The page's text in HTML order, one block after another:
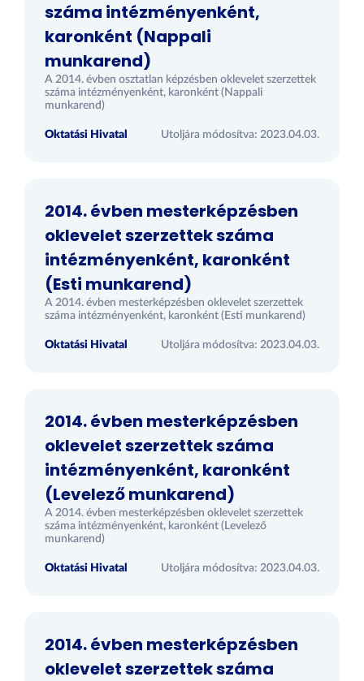
száma intézményenként,
karonként (Nappali
munkarend)
A 2014. évben osztatlan képzésben oklevelet szerzettek
száma intézményenként, karonként (Nappali
munkarend)
Oktatási Hivatal Utoljára módosítva: 2023.04.03.
2014. évben mesterképzésben
oklevelet szerzettek száma
intézményenként, karonként
(Esti munkarend)
A 2014. évben mesterképzésben oklevelet szerzettek
száma intézményenként, karonként (Esti munkarend)
Oktatási Hivatal Utoljára módosítva: 2023.04.03.
2014. évben mesterképzésben
oklevelet szerzettek száma
intézményenként, karonként
(Levelező munkarend)
A 2014. évben mesterképzésben oklevelet szerzettek
száma intézményenként, karonként (Levelező
munkarend)
Oktatási Hivatal Utoljára módosítva: 2023.04.03.
2014. évben mesterképzésben
oklevelet szerzettek száma